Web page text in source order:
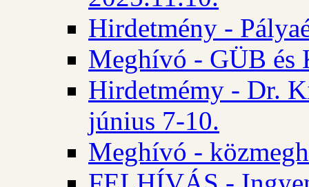
Hirdetmény -
Meghívó - GÜB és
Hirdetmémy - Dr.
június 7-10.
Meghívó -